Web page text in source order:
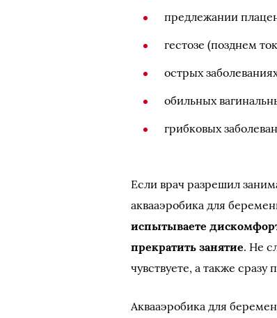
предлежании
гестозе (позднем
острых
обильных
грибковых
Если врач разрешил
аквааэробика для
испытываете
прекратить занятие. Не
чувствуете, а также
Аквааэробика для